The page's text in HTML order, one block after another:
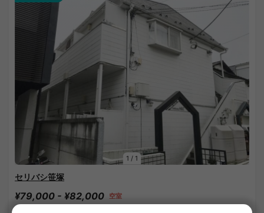
1 / 1
セリバシ笹塚
¥79,000 - ¥82,000 空室